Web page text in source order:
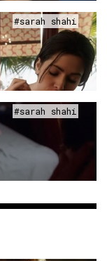
#sarah shahi
#sarah shahi